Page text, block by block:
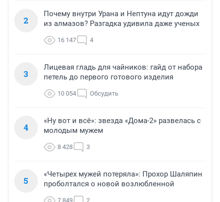
2
Почему внутри Урана и Нептуна идут дожди
из алмазов? Разгадка удивила даже ученых
16 147 4
3
Лицевая гладь для чайников: гайд от набора
петель до первого готового изделия
10 054 Обсудить
4
«Ну вот и всё»: звезда «Дома-2» развелась с
молодым мужем
8 428 3
5
«Четырех мужей потеряла»: Прохор Шаляпин
проболтался о новой возлюбленной
7 849 2